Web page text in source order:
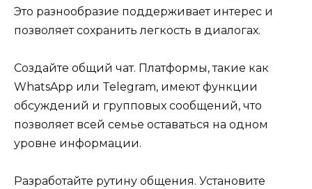
Это разнообразие поддерживает интерес и
позволяет сохранить легкость в диалогах.
Создайте общий чат. Платформы, такие как
WhatsApp или Telegram, имеют функции
обсуждений и групповых сообщений, что
позволяет всей семье оставаться на одном
уровне информации.
Разработайте рутину общения. Установите